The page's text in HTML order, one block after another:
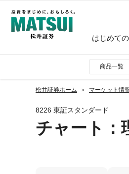
はじめて
商品一覧
松井証券ホーム マーケット情
8226 東証スタンダード
チャート：